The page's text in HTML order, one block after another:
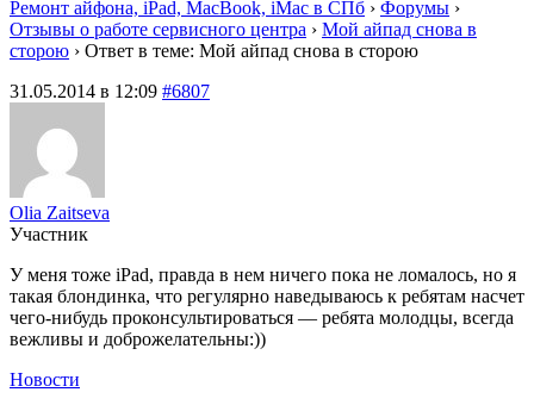
Ремонт айфона, iPad, MacBook, iMac в СПб › Форумы ›
Отзывы о работе сервисного центра › Мой айпад снова в
сторою › Ответ в теме: Мой айпад снова в сторою
31.05.2014 в 12:09 #6807
Olia Zaitseva
Участник
У меня тоже iPad, правда в нем ничего пока не ломалось, но я
такая блондинка, что регулярно наведываюсь к ребятам насчет
чего-нибудь проконсультироваться — ребята молодцы, всегда
вежливы и доброжелательны:))
Новости